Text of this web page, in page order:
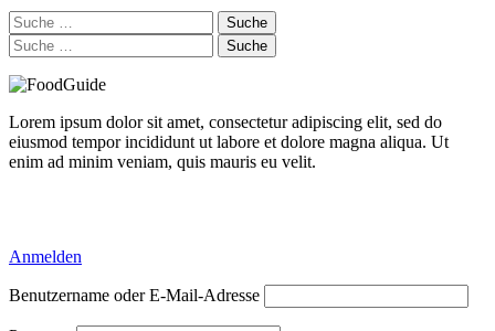
Suche
nach:
Suche
nach:
Lorem ipsum dolor sit amet, consectetur adipiscing elit, sed do
eiusmod tempor incididunt ut labore et dolore magna aliqua. Ut
enim ad minim veniam, quis mauris eu velit.
Anmelden
Benutzername oder E-Mail-Adresse